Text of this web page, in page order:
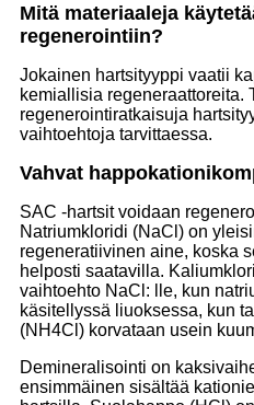
Mitä materiaaleja
regenerointiin?
Jokainen hartsityyppi vaatii
kemiallisia regeneraattoreita.
regenerointiratkaisuja
vaihtoehtoja tarvittaessa.
Vahvat
SAC -hartsit voidaan
Natriumkloridi (NaCl) on
regeneratiivinen aine, koska
helposti saatavilla.
vaihtoehto NaCl: lle, kun
käsitellyssä liuoksessa, kun
(NH4Cl) korvataan usein
Demineralisointi on
ensimmäinen sisältää